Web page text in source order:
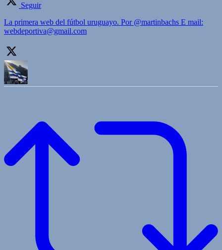
Seguir
La primera web del fútbol uruguayo. Por @martinbachs E mail:
webdeportiva@gmail.com